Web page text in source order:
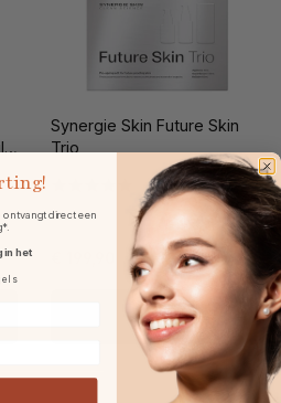
Synergie Skin Future Skin
Trio
van € 287,00
direct een
in het